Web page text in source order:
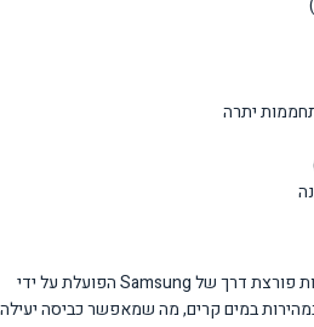
טכנולוגיית Eco Bubble היא חדשנות פורצת דרך של Samsung הפועלת על ידי
במים קרים, מה שמאפשר כביסה יעילה